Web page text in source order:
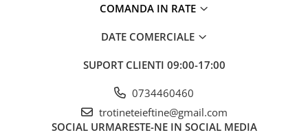
COMANDA IN RATE
DATE COMERCIALE
SUPORT CLIENTI 09:00-17:00
0734460460
trotineteieftine@gmail.com
SOCIAL URMARESTE-NE IN SOCIAL MEDIA